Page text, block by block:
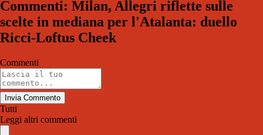
Commenti: Milan, Allegri riflette sulle
scelte in mediana per l'Atalanta: duello
Ricci-Loftus Cheek
Commenti
Invia Commento
Tutti
Leggi altri commenti